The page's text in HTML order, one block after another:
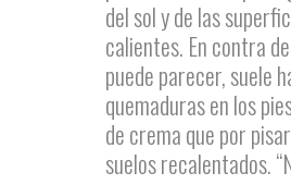
del sol y de las
calientes. En contra
puede parecer, suele
quemaduras en los
de crema que por
suelos recalentados.